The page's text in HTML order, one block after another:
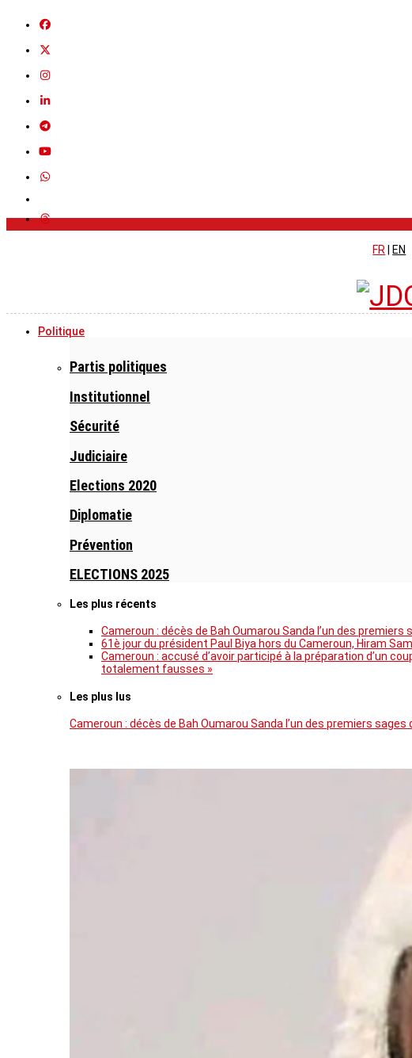
FR
EN
Politique
Partis politiques
Institutionnel
Sécurité
Judiciaire
Elections 2020
Diplomatie
Prévention
ELECTIONS 2025
Les plus récents
Cameroun : décès de Bah Oumarou Sanda l’un des
61è jour du président Paul Biya hors du Cameroun, Hiram
Cameroun : accusé d’avoir participé à la préparation d’un
totalement fausses »
Les plus lus
Cameroun : décès de Bah Oumarou Sanda l’un des premiers